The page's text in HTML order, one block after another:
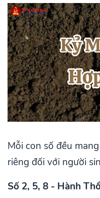
Mỗi con số đều
riêng đối với người
Số 2, 5, 8 - Hành